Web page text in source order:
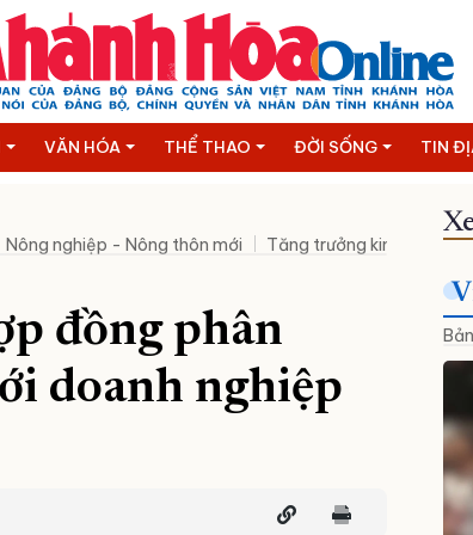
VĂN HÓA THỂ THAO ĐỜI SỐNG TIN
Nông nghiệp - Nông thôn mới Tăng trưởng kinh tế hai
đồng phân
doanh nghiệp